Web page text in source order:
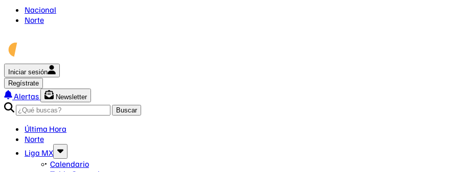
Nacional
Norte
Iniciar sesión
Regístrate
Alertas
Newsletter
Buscar
Última Hora
Norte
Liga MX
Calendario